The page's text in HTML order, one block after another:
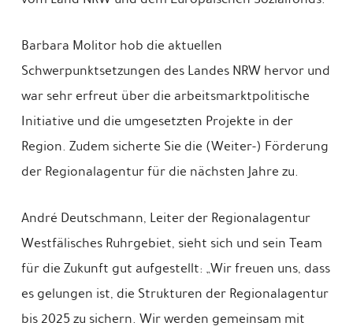
Barbara Molitor hob die aktuellen
Schwerpunktsetzungen des Landes NRW hervor und
war sehr erfreut über die arbeitsmarktpolitische
Initiative und die umgesetzten Projekte in der
Region. Zudem sicherte Sie die (Weiter-) Förderung
der Regionalagentur für die nächsten Jahre zu.
André Deutschmann, Leiter der Regionalagentur
Westfälisches Ruhrgebiet, sieht sich und sein Team
für die Zukunft gut aufgestellt: „Wir freuen uns, dass
es gelungen ist, die Strukturen der Regionalagentur
bis 2025 zu sichern. Wir werden gemeinsam mit